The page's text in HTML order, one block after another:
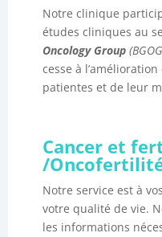
Notre clinique
études cliniques au
Oncology Group
cesse à
patientes et de leur
Cancer et
/
Notre service est à
votre qualité de vie.
les informations